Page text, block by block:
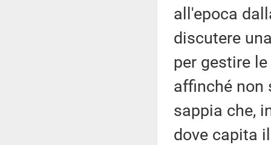
all'epoca
discutere
per gestire
affinché non
sappia che,
dove capita